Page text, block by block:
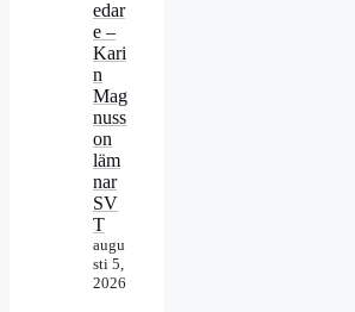
edar
e –
Kari
n
Mag
nuss
on
läm
nar
SV
T
augu
sti 5,
2026